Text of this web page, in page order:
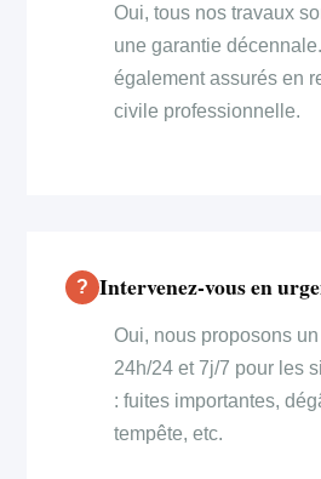
Oui, tous nos travaux
une garantie
également assurés en
civile professionnelle.
Intervenez-vous en
Oui, nous proposons
24h/24 et 7j/7 pour les
: fuites importantes,
tempête, etc.